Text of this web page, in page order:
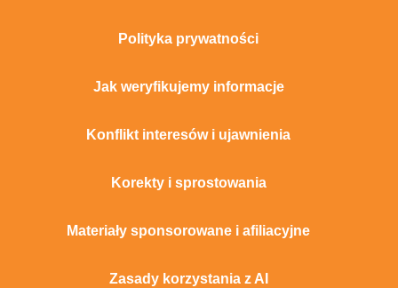
Polityka prywatności
Jak weryfikujemy informacje
Konflikt interesów i ujawnienia
Korekty i sprostowania
Materiały sponsorowane i afiliacyjne
Zasady korzystania z AI